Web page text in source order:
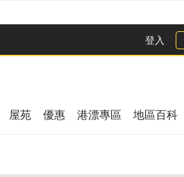
登入
屋苑 優惠 港漂專區 地區百科